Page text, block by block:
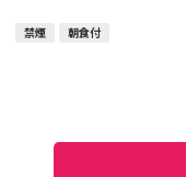
禁煙 朝食付